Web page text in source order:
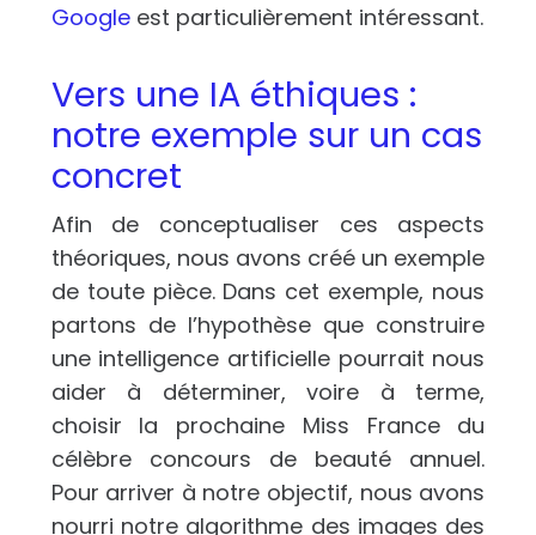
Googleest particulièrement intéressant.
Vers une IA éthiques :
notre exemple sur un cas
concret
Afin de conceptualiser ces aspects
théoriques, nous avons créé un exemple
de toute pièce. Dans cet exemple, nous
partons de l’hypothèse que construire
une intelligence artificielle pourrait nous
aider à déterminer, voire à terme,
choisir la prochaine Miss France du
célèbre concours de beauté annuel.
Pour arriver à notre objectif, nous avons
nourri notre algorithme des images des